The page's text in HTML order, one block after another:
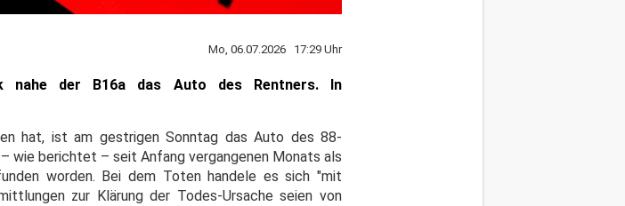
Mo, 06.07.2026 17:29 Uhr
nahe der B16a das Auto des Rentners. In
hat, ist am gestrigen Sonntag das Auto des 88-
wie berichtet – seit Anfang vergangenen Monats als
worden. Bei dem Toten handele es sich "mit
zur Klärung der Todes-Ursache seien von